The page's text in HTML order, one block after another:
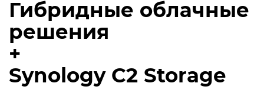
Гибридные облачные
решения
+
Synology C2 Storage